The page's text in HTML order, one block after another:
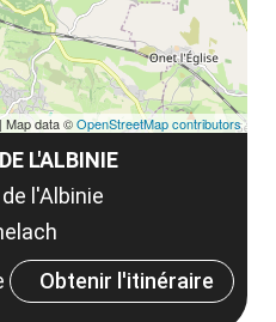
L'ALBINIE
l'Albinie
Obtenir l'itinéraire
data ©OpenStreetMap contributors